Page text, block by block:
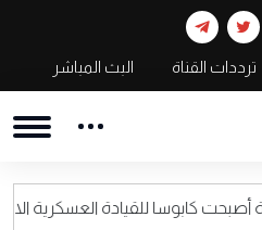
ترددات القناة البث المباشر
العسكرية الاسرائيلية